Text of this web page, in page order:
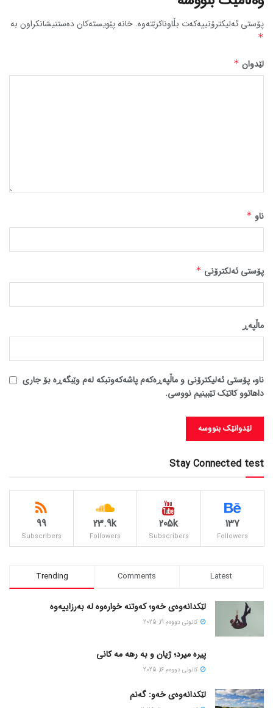
پۆستی ئەلیکترۆنییەکەت بڵاوناکرێتەوە. خانە پێویستەکان دەستنیشانکراون بە
*
لێدوان *
ناو *
پۆستی ئەلکترۆنی *
ماڵپه‌ڕ
ناو، پۆستی ئەلیکترۆنی و ماڵپەڕەکەم پاشەکەوتبکە لەم وێبگەڕە بۆ جاری
داهاتوو کاتێک تێبینیم نووسی.
Stay Connected test
137
Followers
205k
Subscribers
23.9k
Followers
99
Subscribers
Trending Comments Latest
لێکدانەوەی خەو؛ کەوتنە خوارەوە لە بەرزاییەوە
كانونی دووه‌م 19, 2025
پیره میرد؛ ژیان و به رهه مه کانی
كانونی دووه‌م 16, 2025
لێکدانەوەی خەو: گەنم